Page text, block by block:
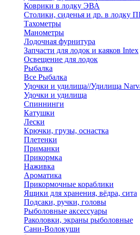
Коврики в лодку ЭВА
Столики, сиденья и др. в лодку
Тахометры
Манометры
Лодочная фурнитура
Запчасти для лодок и каяков Intex
Освещение для лодок
Рыбалка
Все Рыбалка
Удочки и удилища//Удилища
Удочки и удилища
Спиннинги
Катушки
Лески
Крючки, грузы, оснастка
Плетенки
Приманки
Прикормка
Наживка
Ароматика
Прикормочные кораблики
Ящики для хранения, вёдра, сита
Подсаки, ручки, головы
Рыболовные аксессуары
Раколовки, экраны рыболовные
Сани-Волокуши